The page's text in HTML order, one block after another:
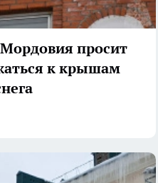
просит
к крышам